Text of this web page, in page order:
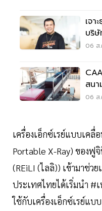
เจา
บริ
ขา
06 ส
สนา
ต้อง
06 ส
เครื่องเอ็กซ์เรย์แบบเค
Portable X-Ray) ของฟู
(REiLI (ไลลิ)) เข้ามาช่ว
ประเทศไทยได้เริ่มนำ #
ใช้กับเครื่องเอ็กซ์เรย์แ